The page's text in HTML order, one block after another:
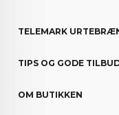
TELEMARK
TIPS OG GODE
OM BUTIKKEN